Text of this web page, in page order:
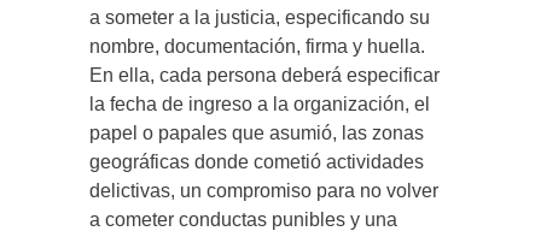
a someter a la justicia, especificando su
nombre, documentación, firma y huella.
En ella, cada persona deberá especificar
la fecha de ingreso a la organización, el
papel o papales que asumió, las zonas
geográficas donde cometió actividades
delictivas, un compromiso para no volver
a cometer conductas punibles y una